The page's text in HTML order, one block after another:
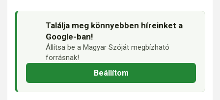
Találja meg könnyebben híreinket a
Google-ban!
Állítsa be a Magyar Szóját megbízható
forrásnak!
Beállítom